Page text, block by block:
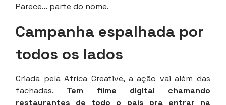
Parece… parte do nome.
Campanha espalhada por
todos os lados
Criada pela Africa Creative, a ação vai além das
fachadas. Tem filme digital chamando
restaurantes de todo o país pra entrar na